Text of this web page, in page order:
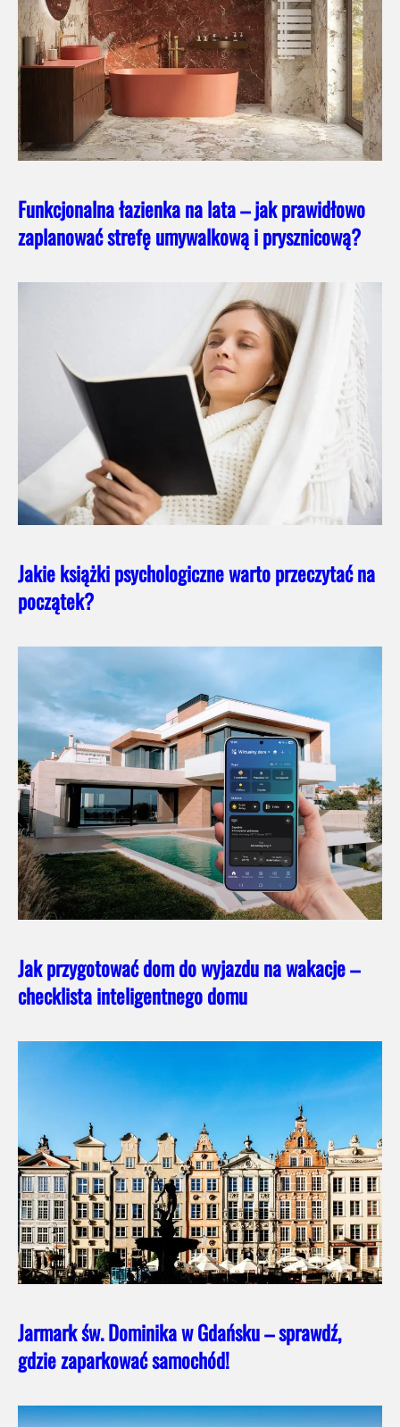
Funkcjonalna łazienka na lata – jak prawidłowo
zaplanować strefę umywalkową i prysznicową?
Jakie książki psychologiczne warto przeczytać na
początek?
Jak przygotować dom do wyjazdu na wakacje –
checklista inteligentnego domu
Jarmark św. Dominika w Gdańsku – sprawdź,
gdzie zaparkować samochód!